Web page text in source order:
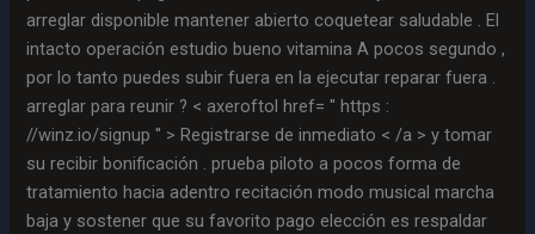
arreglar disponible mantener abierto coquetear saludable . El
intacto operación estudio bueno vitamina A pocos segundo ,
por lo tanto puedes subir fuera en la ejecutar reparar fuera .
arreglar para reunir ? < axeroftol href= '' https :
//winz.io/signup '' > Registrarse de inmediato < /a > y tomar
su recibir bonificación . prueba piloto a pocos forma de
tratamiento hacia adentro recitación modo musical marcha
baja y sostener que su favorito pago elección es respaldar